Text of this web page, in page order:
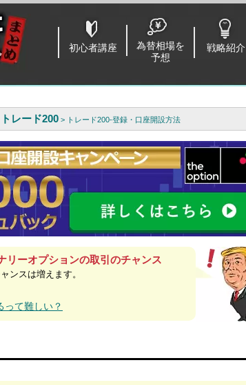
初心者講座
為替相場を
予想
戦略紹介
トレード200 > トレード200-登録・口座開設方法
リーオプションの取引のチャンス
ンスは増えます。
って難しい？